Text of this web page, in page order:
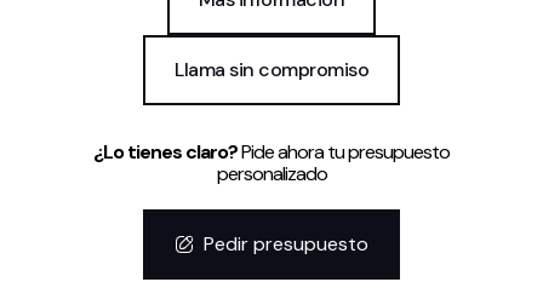
Llama sin compromiso
¿Lo tienes claro?Pide ahora tu presupuesto
personalizado
Pedir presupuesto